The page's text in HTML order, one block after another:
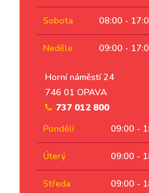
Sobota 08:00 -
Neděle 09:00 -
Horní náměstí 24
746 01 OPAVA
737 012 800
Pondělí
09:00 -
Úterý 09:00 -
Středa 09:00 -